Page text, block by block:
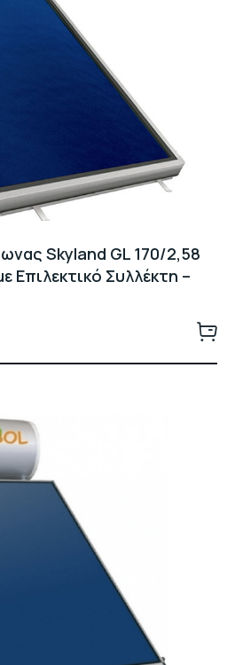
Skyland GL 170/2,58
Επιλεκτικό Συλλέκτη –